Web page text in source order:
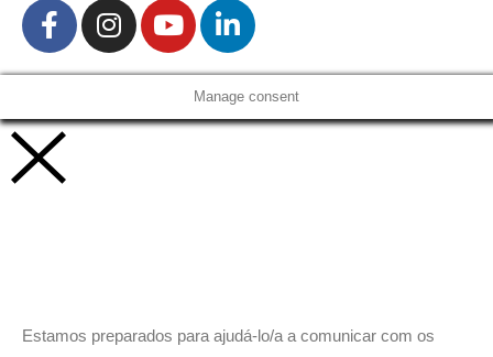
Manage consent
Estamos preparados para ajudá-lo/a a comunicar com os